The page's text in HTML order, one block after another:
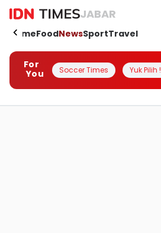
JABAR
HomeFoodNewsSportTravel
For
You
Soccer Times Yuk Pilih !